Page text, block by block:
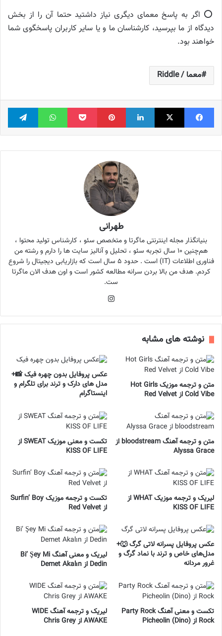
⭕️ اگر به پاسخ معمای دیگری نیاز داشتید حتما آن را از بخش
دیدگاه از ما بپرسید، کارشناسان ما و یا سایر کاربران پاسخگوی شما
خواهند بود.
معما / Riddle
فیس بوک X لینکدین ‫پین‌ترست پاکت واتس آپ
طهرانی
بنیانگذار مجله اینترنتی ماگرتا و متخصص سئو ، کارشناس تولید محتوا ،
هم‌چنین ۱۰ سال تجربه سئو ، تحلیل و آنالیز سایت ها را دارم و رشته من
فناوری اطلاعات (IT) است . حدود ۵ سال است که بازاریابی دیجیتال را شروع
کردم. هدف من بالا بردن سرانه مطالعه کشور است و اون هدف الان ماگرتا
ست.
نوشته های مشابه
متن و ترجمه موزیک Hot Girls
Cold Vibe از Red Velvet
عکس پروفایل بدون چهره فیک 📸+
مدل های دارک و ترند برای تلگرام و
اینستاگرام
متن و ترجمه آهنگ bloodstream از
Alyssa Grace
تکست و معنی موزیک SWEAT از
KISS OF LIFE
لیریک و ترجمه موزیک WHAT از
KISS OF LIFE
تکست و ترجمه موزیک Surfin’ Boy
از Red Velvet
عکس پروفایل پسرانه لاتی گرگ 🐺+
مدل‌های خاص و ترند با نماد گرگ و
غرور مردانه
لیریک و معنی آهنگ Bi’ Şey Mi
Dedin از Demet Akalın
تکست و معنی آهنگ Party Rock
Rock از Picheolin (Dino)
لیریک و ترجمه آهنگ WIDE
AWAKE از Chris Grey